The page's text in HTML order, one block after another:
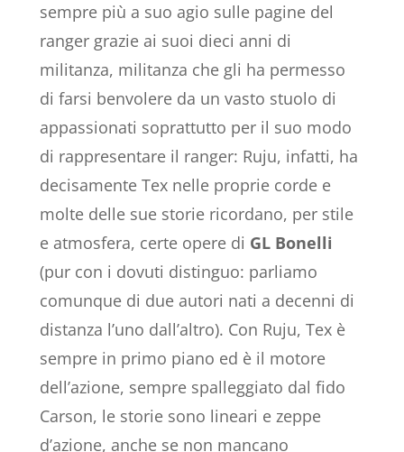
sempre più a suo agio sulle pagine del
ranger grazie ai suoi dieci anni di
militanza, militanza che gli ha permesso
di farsi benvolere da un vasto stuolo di
appassionati soprattutto per il suo modo
di rappresentare il ranger: Ruju, infatti, ha
decisamente Tex nelle proprie corde e
molte delle sue storie ricordano, per stile
e atmosfera, certe opere di GL Bonelli
(pur con i dovuti distinguo: parliamo
comunque di due autori nati a decenni di
distanza l’uno dall’altro). Con Ruju, Tex è
sempre in primo piano ed è il motore
dell’azione, sempre spalleggiato dal fido
Carson, le storie sono lineari e zeppe
d’azione, anche se non mancano